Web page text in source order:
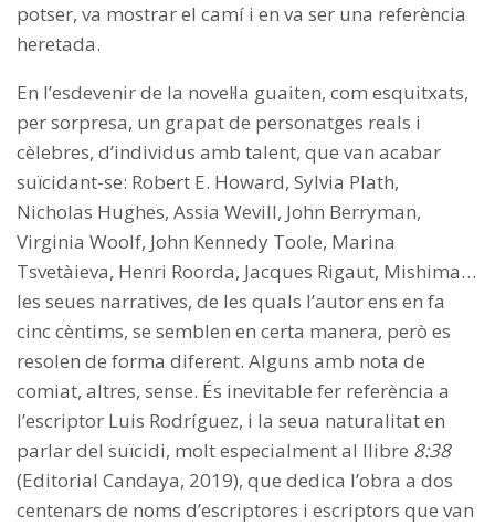
potser, va mostrar el camí i en va ser una referència
heretada.
En l’esdevenir de la novel·la guaiten, com esquitxats,
per sorpresa, un grapat de personatges reals i
cèlebres, d’individus amb talent, que van acabar
suïcidant-se: Robert E. Howard, Sylvia Plath,
Nicholas Hughes, Assia Wevill, John Berryman,
Virginia Woolf, John Kennedy Toole, Marina
Tsvetàieva, Henri Roorda, Jacques Rigaut, Mishima…
les seues narratives, de les quals l’autor ens en fa
cinc cèntims, se semblen en certa manera, però es
resolen de forma diferent. Alguns amb nota de
comiat, altres, sense. És inevitable fer referència a
l’escriptor Luis Rodríguez, i la seua naturalitat en
parlar del suïcidi, molt especialment al llibre 8:38
(Editorial Candaya, 2019), que dedica l’obra a dos
centenars de noms d’escriptores i escriptors que van